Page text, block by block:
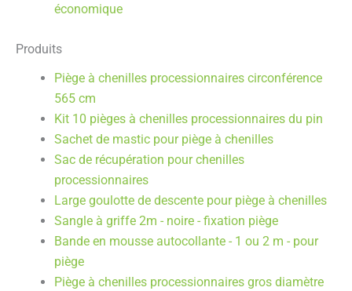
économique
Produits
Piège à chenilles processionnaires circonférence
565 cm
Kit 10 pièges à chenilles processionnaires du pin
Sachet de mastic pour piège à chenilles
Sac de récupération pour chenilles
processionnaires
Large goulotte de descente pour piège à chenilles
Sangle à griffe 2m - noire - fixation piège
Bande en mousse autocollante - 1 ou 2 m - pour
piège
Piège à chenilles processionnaires gros diamètre